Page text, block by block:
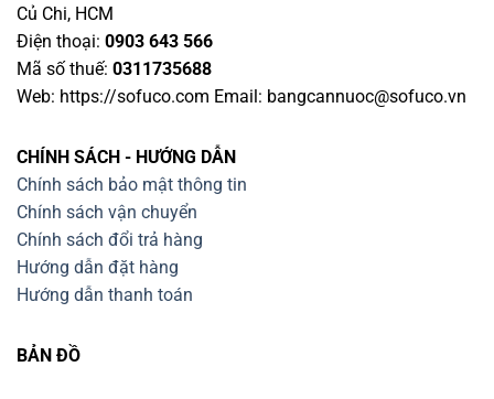
Củ Chi, HCM
Điện thoại: 0903 643 566
Mã số thuế: 0311735688
Web: https://sofuco.com Email: bangcannuoc@sofuco.vn
CHÍNH SÁCH - HƯỚNG DẪN
Chính sách bảo mật thông tin
Chính sách vận chuyển
Chính sách đổi trả hàng
Hướng dẫn đặt hàng
Hướng dẫn thanh toán
BẢN ĐỒ